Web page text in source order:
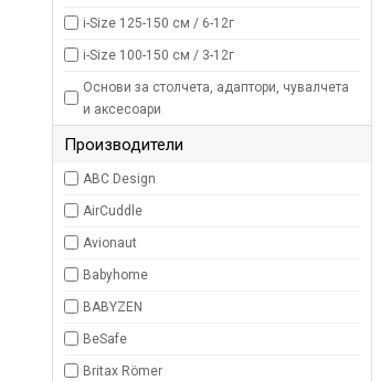
i-Size 125-150 см / 6-12г
i-Size 100-150 см / 3-12г
Основи за столчета, адаптори, чувалчета
и аксесоари
Производители
ABC Design
AirCuddle
Avionaut
Babyhome
BABYZEN
BeSafe
Britax Römer